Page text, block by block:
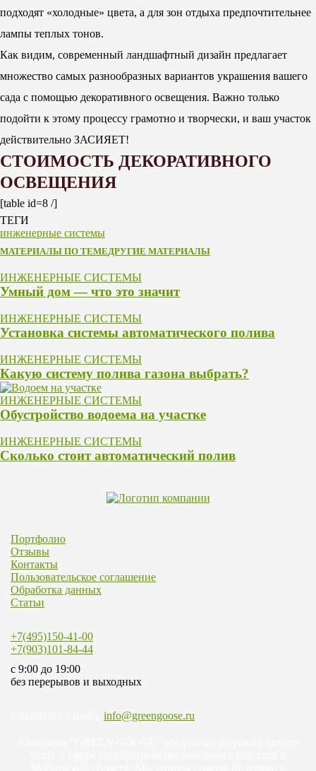
подходят «холодные» цвета, а для зон отдыха предпочтительнее
лампы теплых тонов.
Как видим, современный ландшафтный дизайн предлагает
множество самых разнообразных вариантов украшения вашего
сада с помощью декоративного освещения. Важно только
подойти к этому процессу грамотно и творчески, и ваш участок
действительно ЗАСИЯЕТ!
СТОИМОСТЬ ДЕКОРАТИВНОГО
ОСВЕЩЕНИЯ
[table id=8 /]
ТЕГИ
инженерные системы
МАТЕРИАЛЫ ПО ТЕМЕДРУГИЕ МАТЕРИАЛЫ
ИНЖЕНЕРНЫЕ СИСТЕМЫ
Умный дом — что это значит
ИНЖЕНЕРНЫЕ СИСТЕМЫ
Установка системы автоматического полива
ИНЖЕНЕРНЫЕ СИСТЕМЫ
Какую систему полива газона выбрать?
ИНЖЕНЕРНЫЕ СИСТЕМЫ
Обустройство водоема на участке
ИНЖЕНЕРНЫЕ СИСТЕМЫ
Cколько стоит автоматический полив
Портфолио
Отзывы
Контакты
Пользовательское соглашение
Обработка данных
Статьи
+7(495)150-41-00
+7(903)101-84-44
c 9:00 до 19:00
без перерывов и выходных
info@greengoose.ru